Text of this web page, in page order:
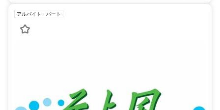
アルバイト・パート